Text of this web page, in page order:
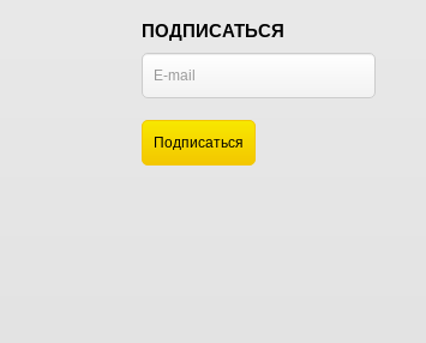
ПОДПИСАТЬСЯ